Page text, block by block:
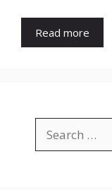
Read more
for: